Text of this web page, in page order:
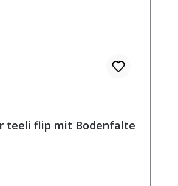
teeli flip mit Bodenfalte